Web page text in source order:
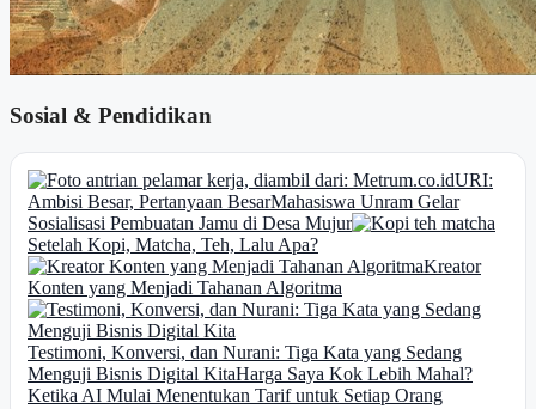
Sosial & Pendidikan
URI:
Ambisi Besar, Pertanyaan BesarMahasiswa Unram Gelar
Sosialisasi Pembuatan Jamu di Desa Mujur
Setelah Kopi, Matcha, Teh, Lalu Apa?
Kreator
Konten yang Menjadi Tahanan Algoritma
Testimoni, Konversi, dan Nurani: Tiga Kata yang Sedang
Menguji Bisnis Digital KitaHarga Saya Kok Lebih Mahal?
Ketika AI Mulai Menentukan Tarif untuk Setiap Orang